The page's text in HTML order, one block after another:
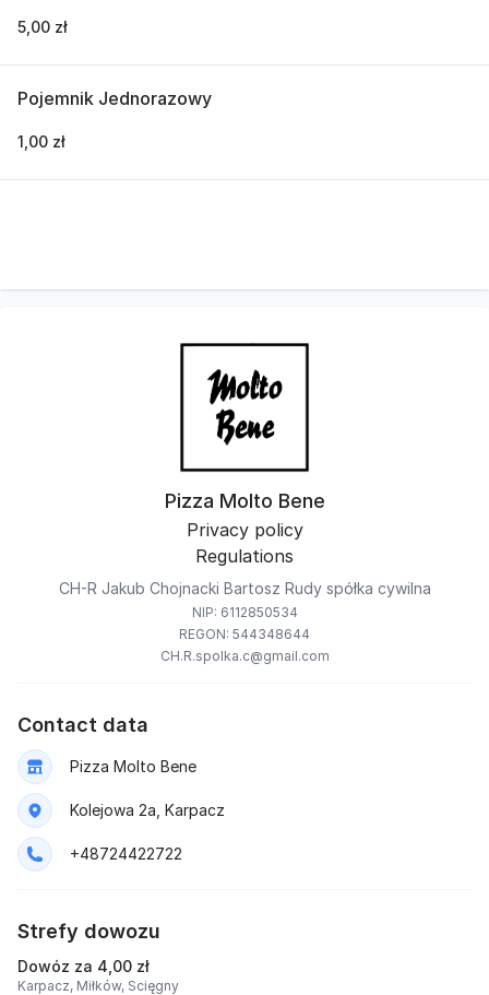
5,00 zł
Pojemnik Jednorazowy
1,00 zł
Pizza Molto Bene
Privacy policy
Regulations
CH-R Jakub Chojnacki Bartosz Rudy spółka cywilna
NIP: 6112850534
REGON: 544348644
CH.R.spolka.c@gmail.com
Contact data
Pizza Molto Bene
Kolejowa 2a, Karpacz
+48724422722
Strefy dowozu
Dowóz za 4,00 zł
Karpacz, Miłków, Scięgny